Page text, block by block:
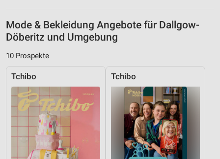
Mode & Bekleidung Angebote für Dallgow-
Döberitz und Umgebung
10 Prospekte
Tchibo Tchibo